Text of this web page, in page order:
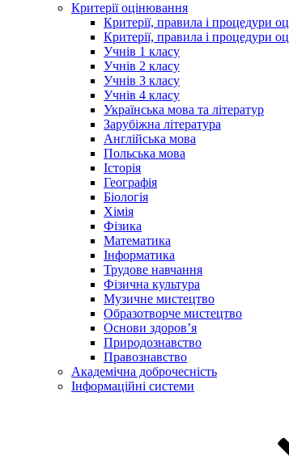
Критерії оцінювання
Критерії, правила і процедури
Критерії, правила і процедури
Учнів 1 класу
Учнів 2 класу
Учнів 3 класу
Учнів 4 класу
Українська мова та літератур
Зарубіжна література
Англійська мова
Польська мова
Історія
Географія
Біологія
Хімія
Фізика
Математика
Інформатика
Трудове навчання
Фізична культура
Музичне мистецтво
Образотворче мистецтво
Основи здоров’я
Природознавство
Правознавство
Академічна доброчесність
Інформаційні системи